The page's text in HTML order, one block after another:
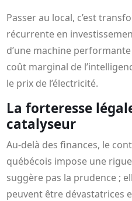
Passer au local, c’est
récurrente en
d’une machine
coût marginal de
le prix de l’électricité.
La forteresse
catalyseur
Au-delà des finances, le
québécois impose une
suggère pas la prudence ;
peuvent être dévastatrices